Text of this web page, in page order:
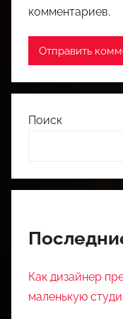
комментариев.
Поиск
Как дизайнер
маленькую